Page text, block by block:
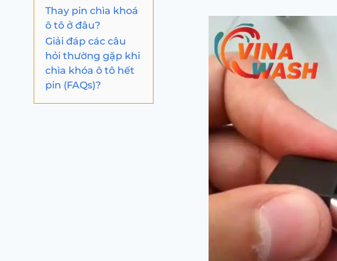
Thay pin chìa khoá
ô tô ở đâu?
Giải đáp các câu
hỏi thường gặp khi
chìa khóa ô tô hết
pin (FAQs)?